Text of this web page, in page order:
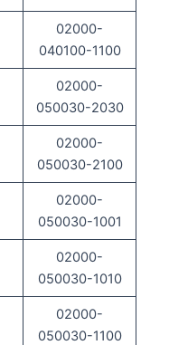
02000-
040100-1100
02000-
050030-2030
02000-
050030-2100
02000-
050030-1001
02000-
050030-1010
02000-
050030-1100